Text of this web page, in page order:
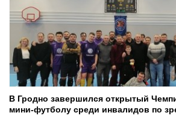
В Гродно завершился открытый
мини-футболу среди инвалидов по